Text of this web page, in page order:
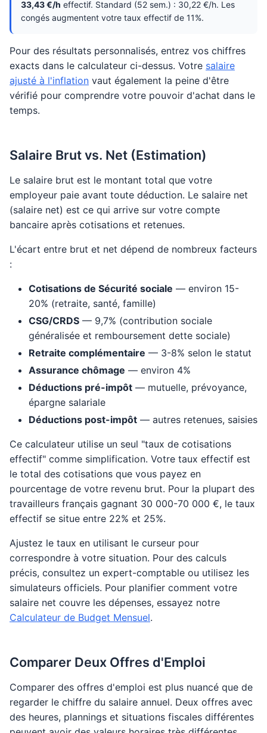
33,43 €/h effectif. Standard (52 sem.) : 30,22 €/h. Les
congés augmentent votre taux effectif de 11%.
Pour des résultats personnalisés, entrez vos chiffres
exacts dans le calculateur ci-dessus. Votre salaire
ajusté à l'inflation vaut également la peine d'être
vérifié pour comprendre votre pouvoir d'achat dans le
temps.
Salaire Brut vs. Net (Estimation)
Le salaire brut est le montant total que votre
employeur paie avant toute déduction. Le salaire net
(salaire net) est ce qui arrive sur votre compte
bancaire après cotisations et retenues.
L'écart entre brut et net dépend de nombreux facteurs
:
Cotisations de Sécurité sociale — environ 15-
20% (retraite, santé, famille)
CSG/CRDS — 9,7% (contribution sociale
généralisée et remboursement dette sociale)
Retraite complémentaire — 3-8% selon le statut
Assurance chômage — environ 4%
Déductions pré-impôt — mutuelle, prévoyance,
épargne salariale
Déductions post-impôt — autres retenues, saisies
Ce calculateur utilise un seul "taux de cotisations
effectif" comme simplification. Votre taux effectif est
le total des cotisations que vous payez en
pourcentage de votre revenu brut. Pour la plupart des
travailleurs français gagnant 30 000-70 000 €, le taux
effectif se situe entre 22% et 25%.
Ajustez le taux en utilisant le curseur pour
correspondre à votre situation. Pour des calculs
précis, consultez un expert-comptable ou utilisez les
simulateurs officiels. Pour planifier comment votre
salaire net couvre les dépenses, essayez notre
Calculateur de Budget Mensuel.
Comparer Deux Offres d'Emploi
Comparer des offres d'emploi est plus nuancé que de
regarder le chiffre du salaire annuel. Deux offres avec
des heures, plannings et situations fiscales différentes